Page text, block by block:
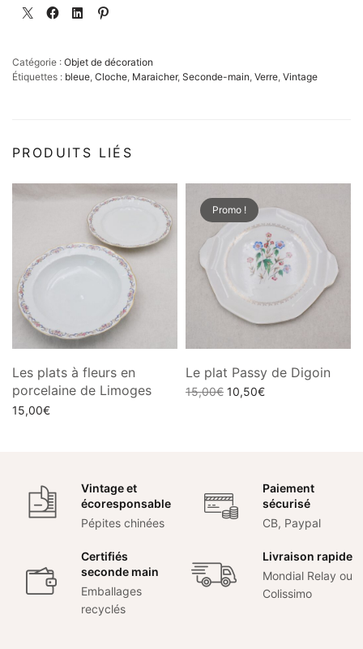
Catégorie : Objet de décoration
Étiquettes : bleue Cloche Maraicher, Seconde-main Verre Vintage
PRODUITS LIÉS
Les plats à fleurs en
porcelaine de Limoges
15,00€
Promo !
Le plat Passy de Digoin
15,00€ Le prix
10,50€Le prix
Vintage et
écoresponsable
Pépites chinées
Paiement
sécurisé
CB, Paypal
Certifiés
seconde main
Emballages
recyclés
Livraison rapide
Mondial Relay ou
Colissimo